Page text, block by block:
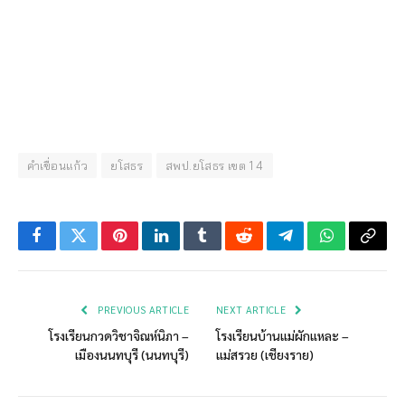
คำเขื่อนแก้ว ยโสธร สพป.ยโสธร เขต 1 4
FacebookTwitterPinterestLinkedInTumblrRedditTelegramWhatsApp
Copy
PREVIOUS ARTICLE
โรงเรียนกวดวิชาจิณห์นิภา –
เมืองนนทบุรี (นนทบุรี)
NEXT ARTICLE
โรงเรียนบ้านแม่ผักแหละ –
แม่สรวย (เชียงราย)